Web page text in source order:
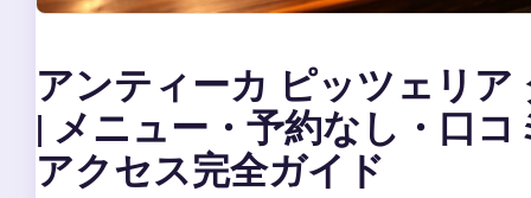
アンティーカ ピッツェリア
| メニュー・予約なし・口コ
アクセス完全ガイド